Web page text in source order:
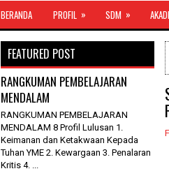
BERANDA PROFIL » SDM »
FEATURED POST
RANGKUMAN PEMBELAJARAN
MENDALAM
RANGKUMAN PEMBELAJARAN
MENDALAM 8 Profil Lulusan 1.
Keimanan dan Ketakwaan Kepada
Tuhan YME 2. Kewargaan 3. Penalaran
Kritis 4. ...